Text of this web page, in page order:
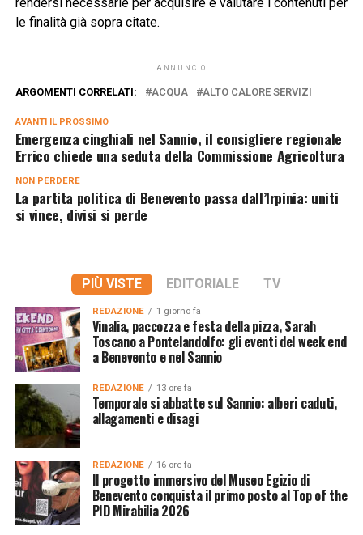
le finalità già sopra citate.
ANNUNCIO
ARGOMENTI CORRELATI: ACQUA ALTO CALORE SERVIZI
AVANTI IL ​​PROSSIMO
Emergenza cinghiali nel Sannio, il consigliere regionale
Errico chiede una seduta della Commissione Agricoltura
NON PERDERE
La partita politica di Benevento passa dall’Irpinia: uniti
si vince, divisi si perde
PIÙ VISTE EDITORIALE TV
REDAZIONE 1 giorno fa
Vinalia, paccozza e festa della pizza, Sarah
Toscano a Pontelandolfo: gli eventi del week end
a Benevento e nel Sannio
REDAZIONE 13 ore fa
Temporale si abbatte sul Sannio: alberi caduti,
allagamenti e disagi
REDAZIONE 16 ore fa
Il progetto immersivo del Museo Egizio di
Benevento conquista il primo posto al Top of the
PID Mirabilia 2026